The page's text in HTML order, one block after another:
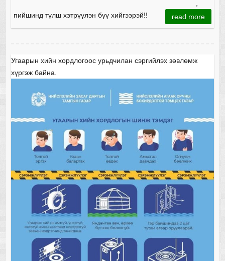
пийшинд түлш хэтрүүлэн бүү хийгээрэй!!
read more
Угаарын хийн хордлогоос урьдчилан сэргийлэх зөвлөмж
хүргэж байна.